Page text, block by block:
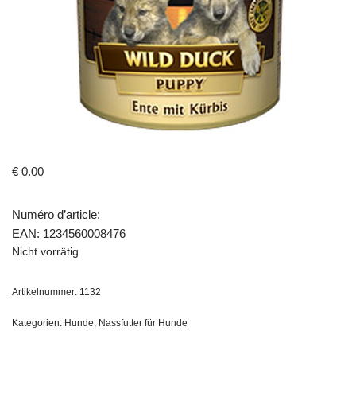
€ 0.00
Numéro d’article:
EAN: 1234560008476
Nicht vorrätig
Artikelnummer: 1132
Kategorien: Hunde, Nassfutter für Hunde